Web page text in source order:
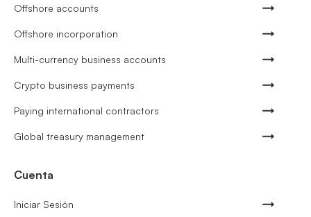
Offshore accounts
Offshore incorporation
Multi-currency business accounts
Crypto business payments
Paying international contractors
Global treasury management
Cuenta
Iniciar Sesión